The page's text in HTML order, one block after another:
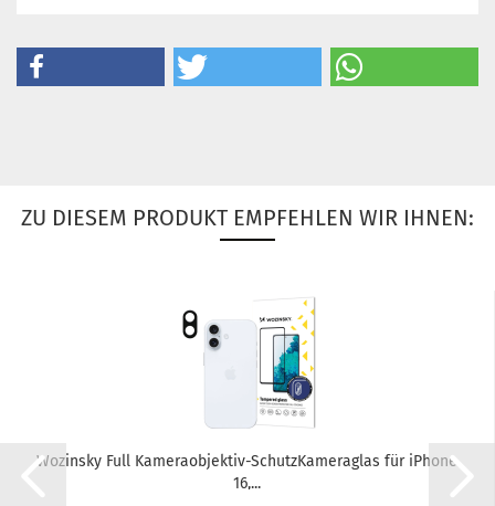
ZU DIESEM PRODUKT EMPFEHLEN WIR IHNEN:
Wo­zin­sky Full Kameraobjektiv-​​Schutz­Ka­me­ra­glas für iPho­ne
16,...